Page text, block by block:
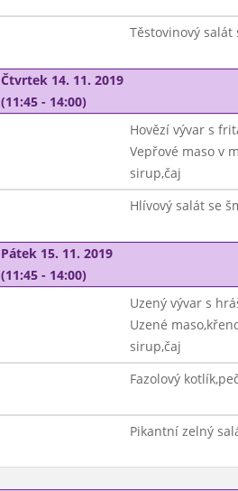
Těstovinový
Čtvrtek 14. 11. 2019
(11:45 - 14:00)
Hovězí vývar s
Vepřové maso v
sirup,čaj
Hlívový salát se
Pátek 15. 11. 2019
(11:45 - 14:00)
Uzený vývar s
Uzené
sirup,čaj
Fazolový
Pikantní zelný